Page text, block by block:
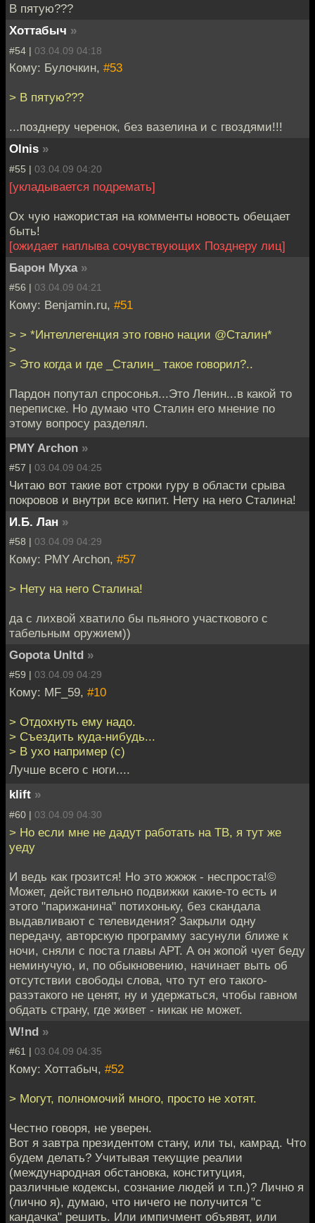
В пятую???
Хоттабыч »
#54 | 03.04.09 04:18
Кому: Булочкин, #53
> В пятую???
...позднеру черенок, без вазелина и с гвоздями!!!
Olnis »
#55 | 03.04.09 04:20
[укладывается подремать]
Ох чую нажористая на комменты новость обещает
быть!
[ожидает наплыва сочувствующих Позднеру лиц]
Барон Муха »
#56 | 03.04.09 04:21
Кому: Benjamin.ru, #51
> > *Интеллегенция это говно нации @Сталин*
>
> Это когда и где _Сталин_ такое говорил?..
Пардон попутал спросонья...Это Ленин...в какой то
переписке. Но думаю что Сталин его мнение по
этому вопросу разделял.
PMY Archon »
#57 | 03.04.09 04:25
Читаю вот такие вот строки гуру в области срыва
покровов и внутри все кипит. Нету на него Сталина!
И.Б. Лан »
#58 | 03.04.09 04:29
Кому: PMY Archon, #57
> Нету на него Сталина!
да с лихвой хватило бы пьяного участкового с
табельным оружием))
Gopota Unltd »
#59 | 03.04.09 04:29
Кому: MF_59, #10
> Отдохнуть ему надо.
> Съездить куда-нибудь...
> В ухо например (с)
Лучше всего с ноги....
klift »
#60 | 03.04.09 04:30
> Но если мне не дадут работать на ТВ, я тут же
уеду
И ведь как грозится! Но это жжжж - неспроста!©
Может, действительно подвижки какие-то есть и
этого "парижанина" потихоньку, без скандала
выдавливают с телевидения? Закрыли одну
передачу, авторскую программу засунули ближе к
ночи, сняли с поста главы АРТ. А он жопой чует беду
неминучую, и, по обыкновению, начинает выть об
отсутствии свободы слова, что тут его такого-
разэтакого не ценят, ну и удержаться, чтобы гавном
обдать страну, где живет - никак не может.
W!nd »
#61 | 03.04.09 04:35
Кому: Хоттабыч, #52
> Могут, полномочий много, просто не хотят.
Честно говоря, не уверен.
Вот я завтра президентом стану, или ты, камрад. Что
будем делать? Учитывая текущие реалии
(международная обстановка, конституция,
различные кодексы, сознание людей и т.п.)? Лично я
(лично я), думаю, что ничего не получится "с
кандачка" решить. Или импичмент объявят, или